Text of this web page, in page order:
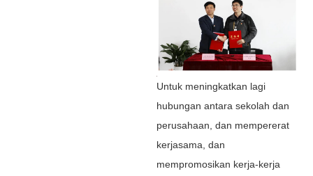
Untuk meningkatkan lagi
hubungan antara sekolah dan
perusahaan, dan mempererat
kerjasama, dan
mempromosikan kerja-kerja